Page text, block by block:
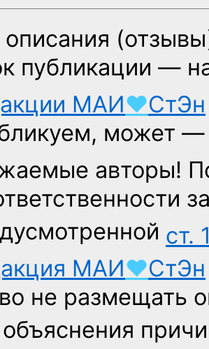
описания
публикации —
МАИ♥СтЭн
может
авторы!
ст.
МАИ♥СтЭн
не размещать